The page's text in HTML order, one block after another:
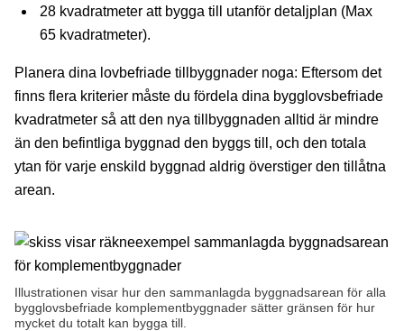
28 kvadratmeter att bygga till utanför detaljplan (Max
65 kvadratmeter).
Planera dina lovbefriade tillbyggnader noga: Eftersom det
finns flera kriterier måste du fördela dina bygglovsbefriade
kvadratmeter så att den nya tillbyggnaden alltid är mindre
än den befintliga byggnad den byggs till, och den totala
ytan för varje enskild byggnad aldrig överstiger den tillåtna
arean.
Illustrationen visar hur den sammanlagda byggnadsarean för alla
bygglovsbefriade komplementbyggnader sätter gränsen för hur
mycket du totalt kan bygga till.